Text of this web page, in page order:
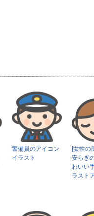
警備員のアイコン
イラスト
[女性の
安らぎ
わいい
ラスト